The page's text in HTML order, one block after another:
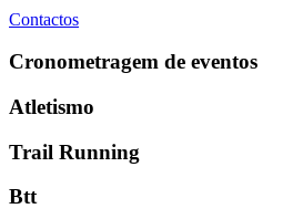
Contactos
Cronometragem de eventos
Atletismo
Trail Running
Btt